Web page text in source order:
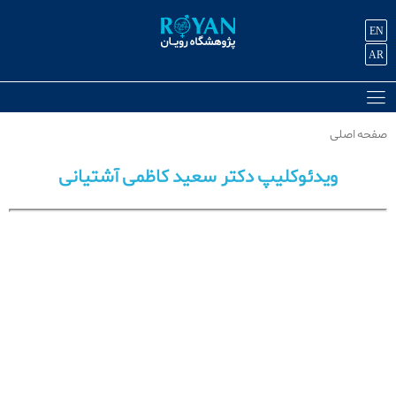
EN
AR
صفحه اصلی
ویدئوکلیپ دکتر سعید کاظمی آشتیانی